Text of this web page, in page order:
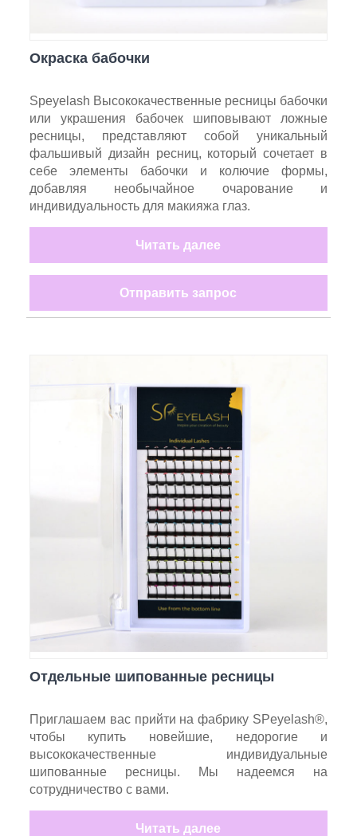
Окраска бабочки
Speyelash Высококачественные ресницы бабочки
или украшения бабочек шиповывают ложные
ресницы, представляют собой уникальный
фальшивый дизайн ресниц, который сочетает в
себе элементы бабочки и колючие формы,
добавляя необычайное очарование и
индивидуальность для макияжа глаз.
Читать далее
Отправить запрос
Отдельные шипованные ресницы
Приглашаем вас прийти на фабрику SPeyelash®,
чтобы купить новейшие, недорогие и
высококачественные индивидуальные
шипованные ресницы. Мы надеемся на
сотрудничество с вами.
Читать далее